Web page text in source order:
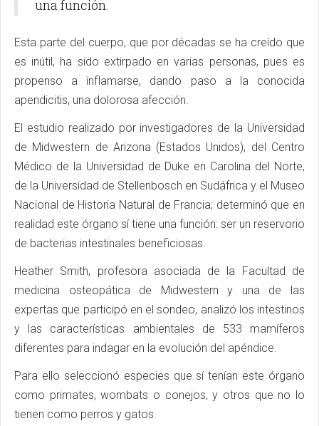
una función.
Esta parte del cuerpo, que por décadas se ha creído que
es inútil, ha sido extirpado en varias personas, pues es
propenso a inflamarse, dando paso a la conocida
apendicitis, una dolorosa afección.
El estudio realizado por investigadores de la Universidad
de Midwestern de Arizona (Estados Unidos), del Centro
Médico de la Universidad de Duke en Carolina del Norte,
de la Universidad de Stellenbosch en Sudáfrica y el Museo
Nacional de Historia Natural de Francia; determinó que en
realidad este órgano sí tiene una función: ser un reservorio
de bacterias intestinales beneficiosas.
Heather Smith, profesora asociada de la Facultad de
medicina osteopática de Midwestern y una de las
expertas que participó en el sondeo, analizó los intestinos
y las características ambientales de 533 mamíferos
diferentes para indagar en la evolución del apéndice.
Para ello seleccionó especies que sí tenían este órgano
como primates, wombats o conejos, y otros que no lo
tienen como perros y gatos.